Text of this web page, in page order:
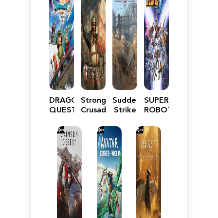
DRAGON
QUEST
Reimagined
Stronghold
Crusader:
Edition
Sudden
Strike
SUPER
ROBOT
Y